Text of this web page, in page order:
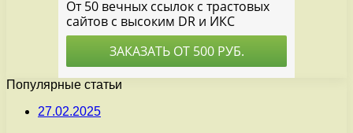
Популярные статьи
27.02.2025